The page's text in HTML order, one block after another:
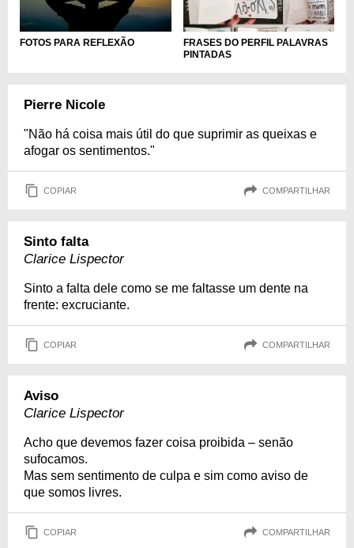
FOTOS PARA REFLEXÃO
FRASES DO PERFIL PALAVRAS
PINTADAS
Pierre Nicole
"Não há coisa mais útil do que suprimir as queixas e
afogar os sentimentos."
COPIAR COMPARTILHAR
Sinto falta
Clarice Lispector
Sinto a falta dele como se me faltasse um dente na
frente: excruciante.
COPIAR COMPARTILHAR
Aviso
Clarice Lispector
Acho que devemos fazer coisa proibida – senão
sufocamos.
Mas sem sentimento de culpa e sim como aviso de
que somos livres.
COPIAR COMPARTILHAR